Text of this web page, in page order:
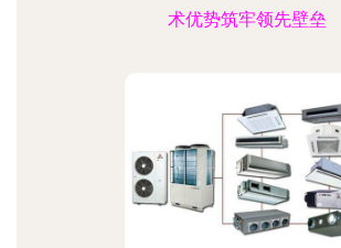
术优势筑牢领先壁垒